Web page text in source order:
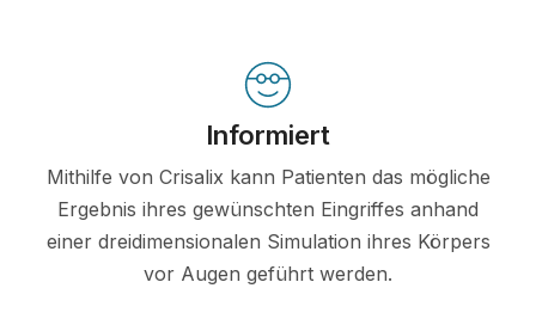
Informiert
Mithilfe von Crisalix kann Patienten das mögliche
Ergebnis ihres gewünschten Eingriffes anhand
einer dreidimensionalen Simulation ihres Körpers
vor Augen geführt werden.